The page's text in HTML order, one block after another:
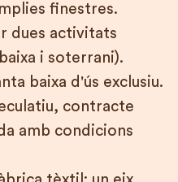
finestres.
dues activitats
i soterrani).
baixa d'ús exclusiu.
contracte
amb condicions